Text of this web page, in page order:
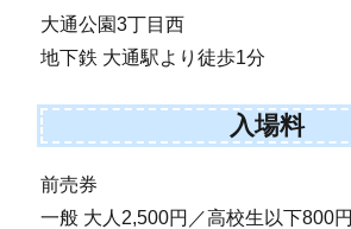
大通公園3丁目西
地下鉄 大通駅より徒歩1分
入場料
前売券
一般 大人2,500円／高校生以下800円